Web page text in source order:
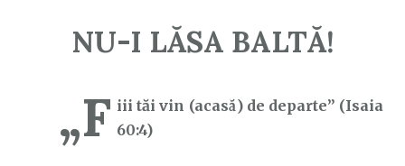
NU-I LĂSA BALTĂ!
„F iii tăi vin (acasă) de departe” (Isaia
60:4)